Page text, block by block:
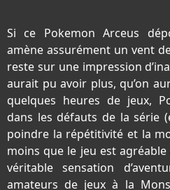
Si ce Pokemon Arceus
amène assurément un vent
reste sur une impression
aurait pu avoir plus, qu’on
quelques heures de jeux,
dans les défauts de la série
poindre la répétitivité et la
moins que le jeu est
véritable sensation
amateurs de jeux à la